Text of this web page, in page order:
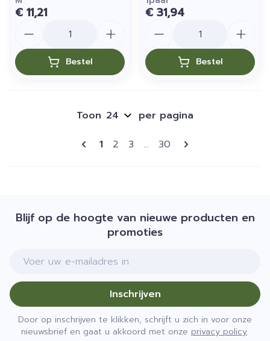
€ 11,21
Bestel
€ 31,94
Bestel
Pagina's
U lees momenteel pagina
1 Pagina
2 Pagina
3 ... Pagina
30
Toon per pagina
Blijf op de hoogte van nieuwe producten en
promoties
E-mail adres
Inschrijven
Door op inschrijven te klikken, schrijft u zich in voor onze
nieuwsbrief en gaat u akkoord met onze privacy policy.